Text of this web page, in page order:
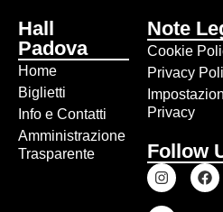
Hall
Padova
Home
Biglietti
Info e Contatti
Amministrazione
Trasparente
Note
Cookie
Privacy
Privacy
Follow